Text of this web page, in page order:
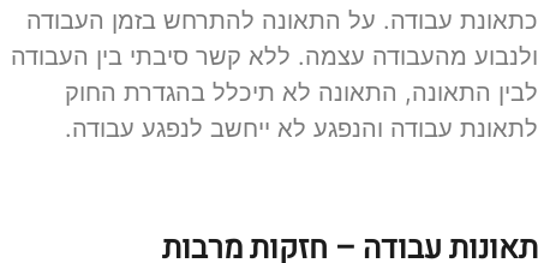
כתאונת עבודה. על התאונה להתרחש בזמן העבודה
ולנבוע מהעבודה עצמה. ללא קשר סיבתי בין העבודה
לבין התאונה, התאונה לא תיכלל בהגדרת החוק
לתאונת עבודה והנפגע לא ייחשב לנפגע עבודה.
תאונות עבודה – חזקות מרבות